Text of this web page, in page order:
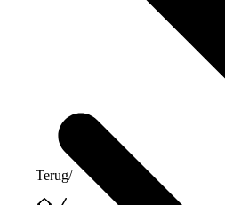
Terug/